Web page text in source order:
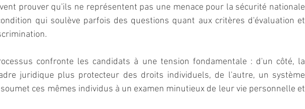
prouver qu'ils ne représentent pas une menace pour la sécurité nationale
qui soulève parfois des questions quant aux critères d'évaluation et
confronte les candidats à une tension fondamentale : d'un côté, la
juridique plus protecteur des droits individuels, de l'autre, un système
ces mêmes individus à un examen minutieux de leur vie personnelle et